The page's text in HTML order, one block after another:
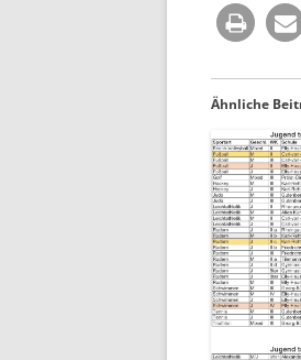
Ähnliche